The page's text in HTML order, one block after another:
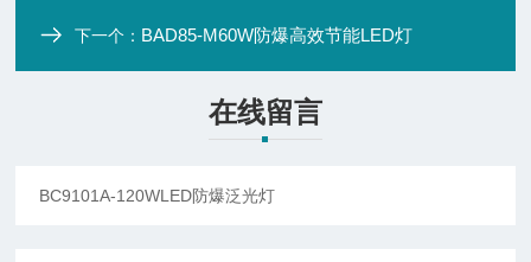
下一个： BAD85-M60W防爆高效节能LED灯
在线留言